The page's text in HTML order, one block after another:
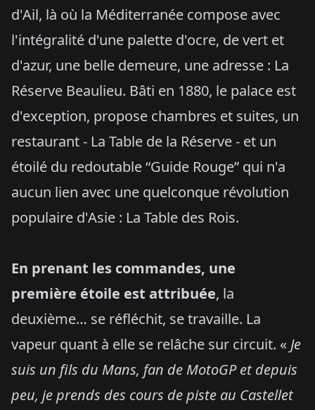
d'Ail, là où la Méditerranée compose avec
l'intégralité d'une palette d'ocre, de vert et
d'azur, une belle demeure, une adresse : La
Réserve Beaulieu. Bâti en 1880, le palace est
d'exception, propose chambres et suites, un
restaurant - La Table de la Réserve - et un
étoilé du redoutable “Guide Rouge” qui n'a
aucun lien avec une quelconque révolution
populaire d'Asie : La Table des Rois.
En prenant les commandes, une
première étoile est attribuée, la
deuxième… se réfléchit, se travaille. La
vapeur quant à elle se relâche sur circuit. « Je
suis un fils du Mans, fan de MotoGP et depuis
peu, je prends des cours de piste au Castellet